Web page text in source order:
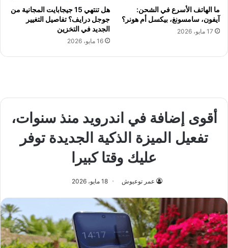
ما الهاتف الأسرع في الشحن:
آيفون، سامسونغ، بيكسل أم هونر؟
17 مايو، 2026
هل تنتهي 15 جيجابايت المجانية من
جوجل درايف؟ تفاصيل التغيير
الجديد في التخزين
16 مايو، 2026